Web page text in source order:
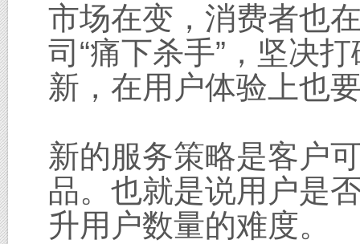
市场在变，消费者也
司“痛下杀手”，坚决
新，在用户体验上也
新的服务策略是客户
品。也就是说用户是
升用户数量的难度。